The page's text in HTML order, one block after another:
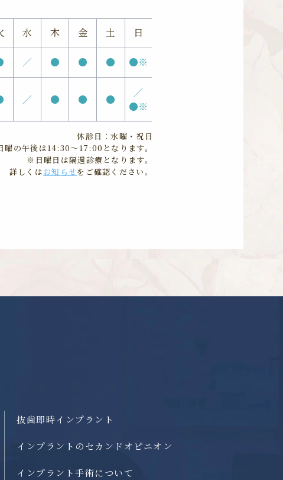
水 木 金 土 日
／ ● ● ● ●※
／ ● ● ●
／
●※
休診日：水曜・祝日
曜の午後は14:30〜17:00となります。
※日曜日は隔週診療となります。
詳しくはお知らせをご確認ください。
抜歯即時インプラント
インプラントのセカンドオピニオン
インプラント手術について